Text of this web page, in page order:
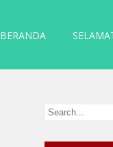
BERANDA